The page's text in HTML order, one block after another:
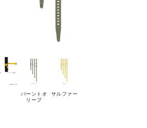
バーントオ
リーブ
サルファー